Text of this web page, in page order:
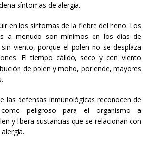
síntomas de alergia.
en los síntomas de la fiebre del heno. Los
a menudo son mínimos en los días de
viento, porque el polen no se desplaza
El tiempo cálido, seco y con viento
de polen y moho, por ende, mayores
las defensas inmunológicas reconocen de
peligroso para el organismo a
y libera sustancias que se relacionan con